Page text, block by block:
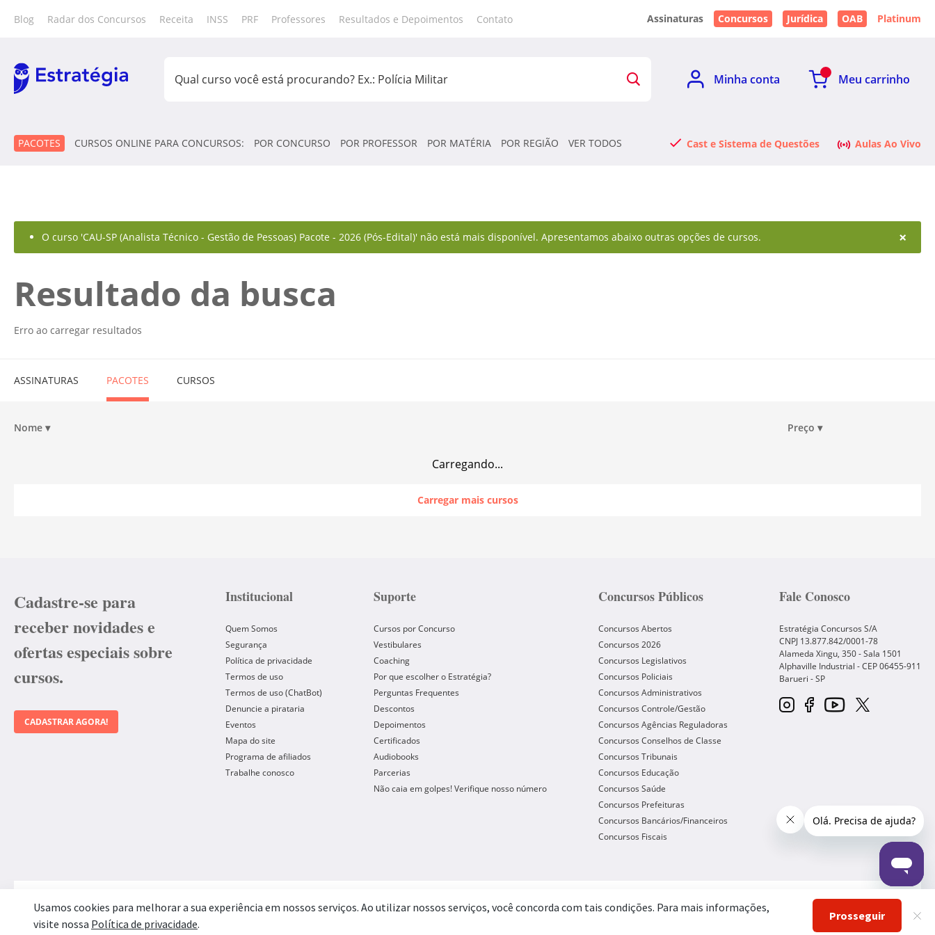
Blog Radar dos Concursos Receita INSS PRF Professores Resultados e Depoimentos Contato Assinaturas Concursos Jurídica OAB Platinum
Minha conta Meu carrinho
PACOTES CURSOS ONLINE PARA CONCURSOS: POR CONCURSO POR PROFESSOR POR MATÉRIA POR REGIÃO VER TODOS Cast e Sistema de Questões Aulas Ao Vivo
O curso 'CAU-SP (Analista Técnico - Gestão de Pessoas) Pacote - 2026 (Pós-Edital)' não está mais disponível. Apresentamos abaixo outras opções de cursos. ×
Resultado da busca
Erro ao carregar resultados
ASSINATURAS PACOTES CURSOS
Nome ▾ Preço ▾
Carregando...
Carregar mais cursos
Cadastre-se para
receber novidades e
ofertas especiais sobre
cursos.
CADASTRAR AGORA!
Institucional
Quem Somos
Segurança
Política de privacidade
Termos de uso
Termos de uso (ChatBot)
Denuncie a pirataria
Eventos
Mapa do site
Programa de afiliados
Trabalhe conosco
Suporte
Cursos por Concurso
Vestibulares
Coaching
Por que escolher o Estratégia?
Perguntas Frequentes
Descontos
Depoimentos
Certificados
Audiobooks
Parcerias
Não caia em golpes! Verifique nosso número
Concursos Públicos
Concursos Abertos
Concursos 2026
Concursos Legislativos
Concursos Policiais
Concursos Administrativos
Concursos Controle/Gestão
Concursos Agências Reguladoras
Concursos Conselhos de Classe
Concursos Tribunais
Concursos Educação
Concursos Saúde
Concursos Prefeituras
Concursos Bancários/Financeiros
Concursos Fiscais
Fale Conosco
Estratégia Concursos S/A
CNPJ 13.877.842/0001-78
Alameda Xingu, 350 - Sala 1501
Alphaville Industrial - CEP06455-911
Barueri -SP
Forma de Pagamento